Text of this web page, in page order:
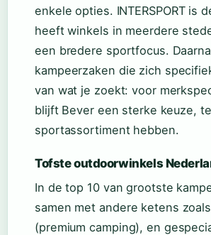
enkele opties. INTERSPORT
heeft winkels in meerdere
een bredere sportfocus.
kampeerzaken die zich
van wat je zoekt: voor
blijft Bever een sterke keuze,
sportassortiment hebben.
Tofste outdoorwinkels
In de top 10 van grootste
samen met andere ketens
(premium camping), en